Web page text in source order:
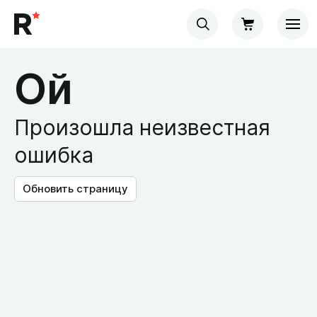
Ой
Произошла неизвестная
ошибка
Обновить страницу